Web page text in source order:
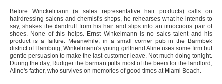
Before Winckelmann (a sales representative hair products) calls on
hairdressing salons and chemist's shops, he rehearses what he intends to
say, shakes the dandruff from his hair and slips into an innocuous pair of
shoes. None of this helps. Ernst Winkelmann is no sales talent and his
product is a failure. Meanwhile, in a small corner pub in the Barmbek
district of Hamburg, Winkelmann's young girlfriend Aline uses some firm but
gentle persuasion to make the last customer leave. Not much doing tonight.
During the day, Rudiger the barman pulls most of the beers for the landlord,
Aline's father, who survives on memories of good times at Miami Beach.